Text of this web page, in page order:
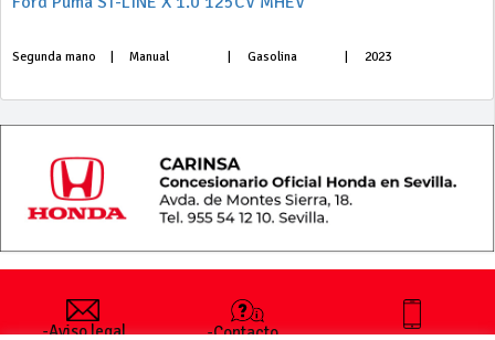
Segunda mano Manual Gasolina 2023
-Aviso legal -Contacto